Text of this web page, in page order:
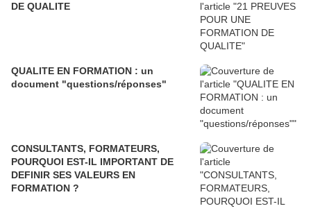
DE QUALITE
QUALITE EN FORMATION : un
document "questions/réponses"
CONSULTANTS, FORMATEURS,
POURQUOI EST-IL IMPORTANT DE
DEFINIR SES VALEURS EN
FORMATION ?